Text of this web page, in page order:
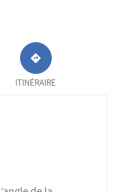
ITINÉRAIRE
JUSQU'AU
POINT
DE